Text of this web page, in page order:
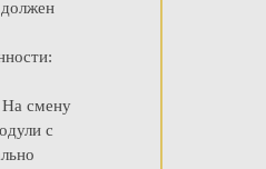
На смену
с